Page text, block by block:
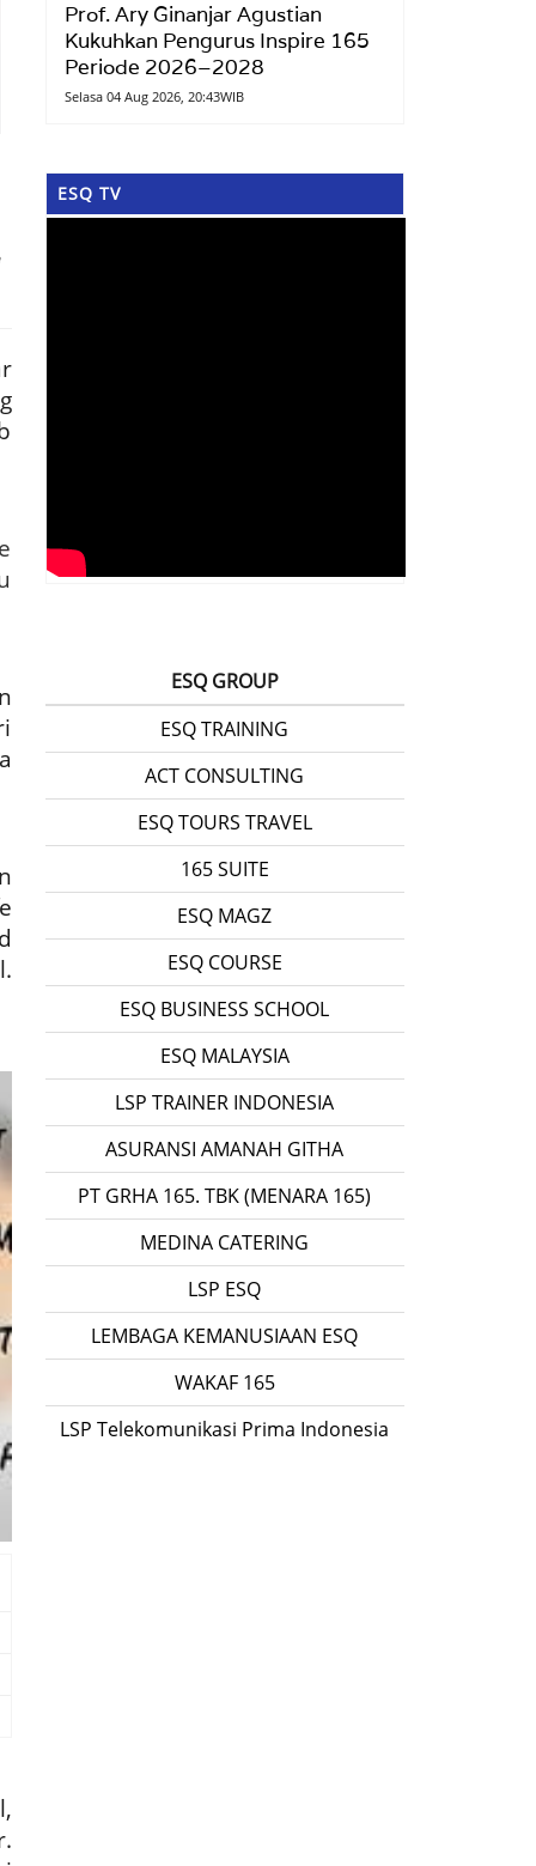
Prof. Ary Ginanjar Agustian
Kukuhkan Pengurus Inspire 165
Periode 2026–2028
Selasa 04 Aug 2026, 20:43WIB
ESQ TV
ESQ GROUP
ESQ TRAINING
ACT CONSULTING
ESQ TOURS TRAVEL
165 SUITE
ESQ MAGZ
ESQ COURSE
ESQ BUSINESS SCHOOL
ESQ MALAYSIA
LSP TRAINER INDONESIA
ASURANSI AMANAH GITHA
PT GRHA 165. TBK (MENARA 165)
MEDINA CATERING
LSP ESQ
LEMBAGA KEMANUSIAAN ESQ
WAKAF 165
LSP Telekomunikasi Prima Indonesia